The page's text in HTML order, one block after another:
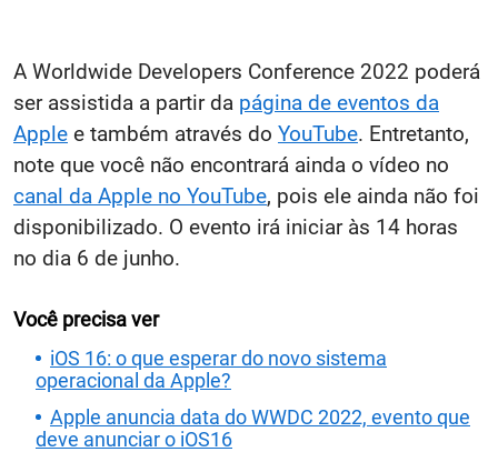
A Worldwide Developers Conference 2022 poderá
ser assistida a partir da página de eventos da
Apple e também através do YouTube. Entretanto,
note que você não encontrará ainda o vídeo no
canal da Apple no YouTube, pois ele ainda não foi
disponibilizado. O evento irá iniciar às 14 horas
no dia 6 de junho.
Você precisa ver
iOS 16: o que esperar do novo sistema
operacional da Apple?
Apple anuncia data do WWDC 2022, evento que
deve anunciar o iOS16